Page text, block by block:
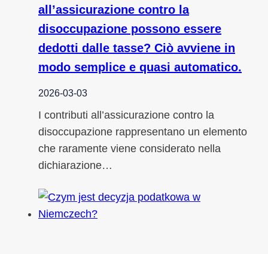
all’assicurazione contro la
disoccupazione possono essere
dedotti dalle tasse? Ciò avviene in
modo semplice e quasi automatico.
2026-03-03
I contributi all’assicurazione contro la
disoccupazione rappresentano un elemento
che raramente viene considerato nella
dichiarazione…